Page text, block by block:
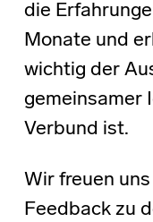
die
Monate und
wichtig der
gemeinsamer
Verbund ist.
Wir freuen
Feedback zu